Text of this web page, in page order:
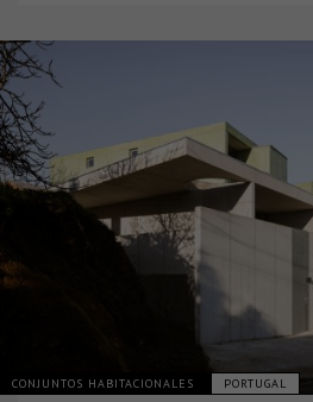
CONJUNTOS HABITACIONALES PORTUGAL